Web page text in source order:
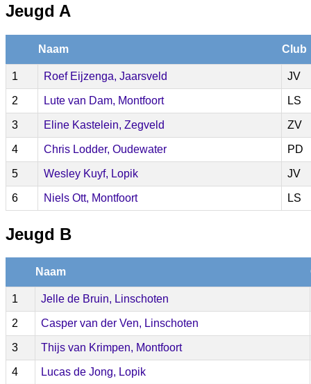
Jeugd A
Naam Club
1 Roef Eijzenga, Jaarsveld JV
2 Lute van Dam, Montfoort LS
3 Eline Kastelein, Zegveld ZV
4 Chris Lodder, Oudewater PD
5 Wesley Kuyf, Lopik JV
6 Niels Ott, Montfoort LS
Jeugd B
Naam
1 Jelle de Bruin, Linschoten
2 Casper van der Ven, Linschoten
3 Thijs van Krimpen, Montfoort
4 Lucas de Jong, Lopik